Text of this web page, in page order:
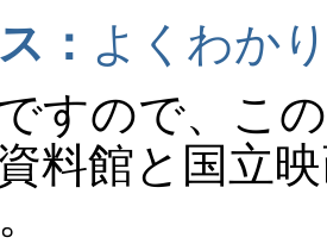
： よくわか
すので、こ
料館と国立